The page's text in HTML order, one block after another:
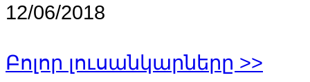
12/06/2018
Բոլոր լուսանկարները >>